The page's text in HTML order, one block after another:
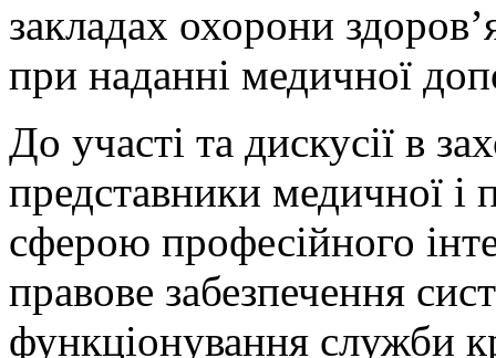
закладах охорони
при наданні медичної
До участі та дискусії в
представники медичної і
сферою професійного
правове забезпечення
функціонування служби